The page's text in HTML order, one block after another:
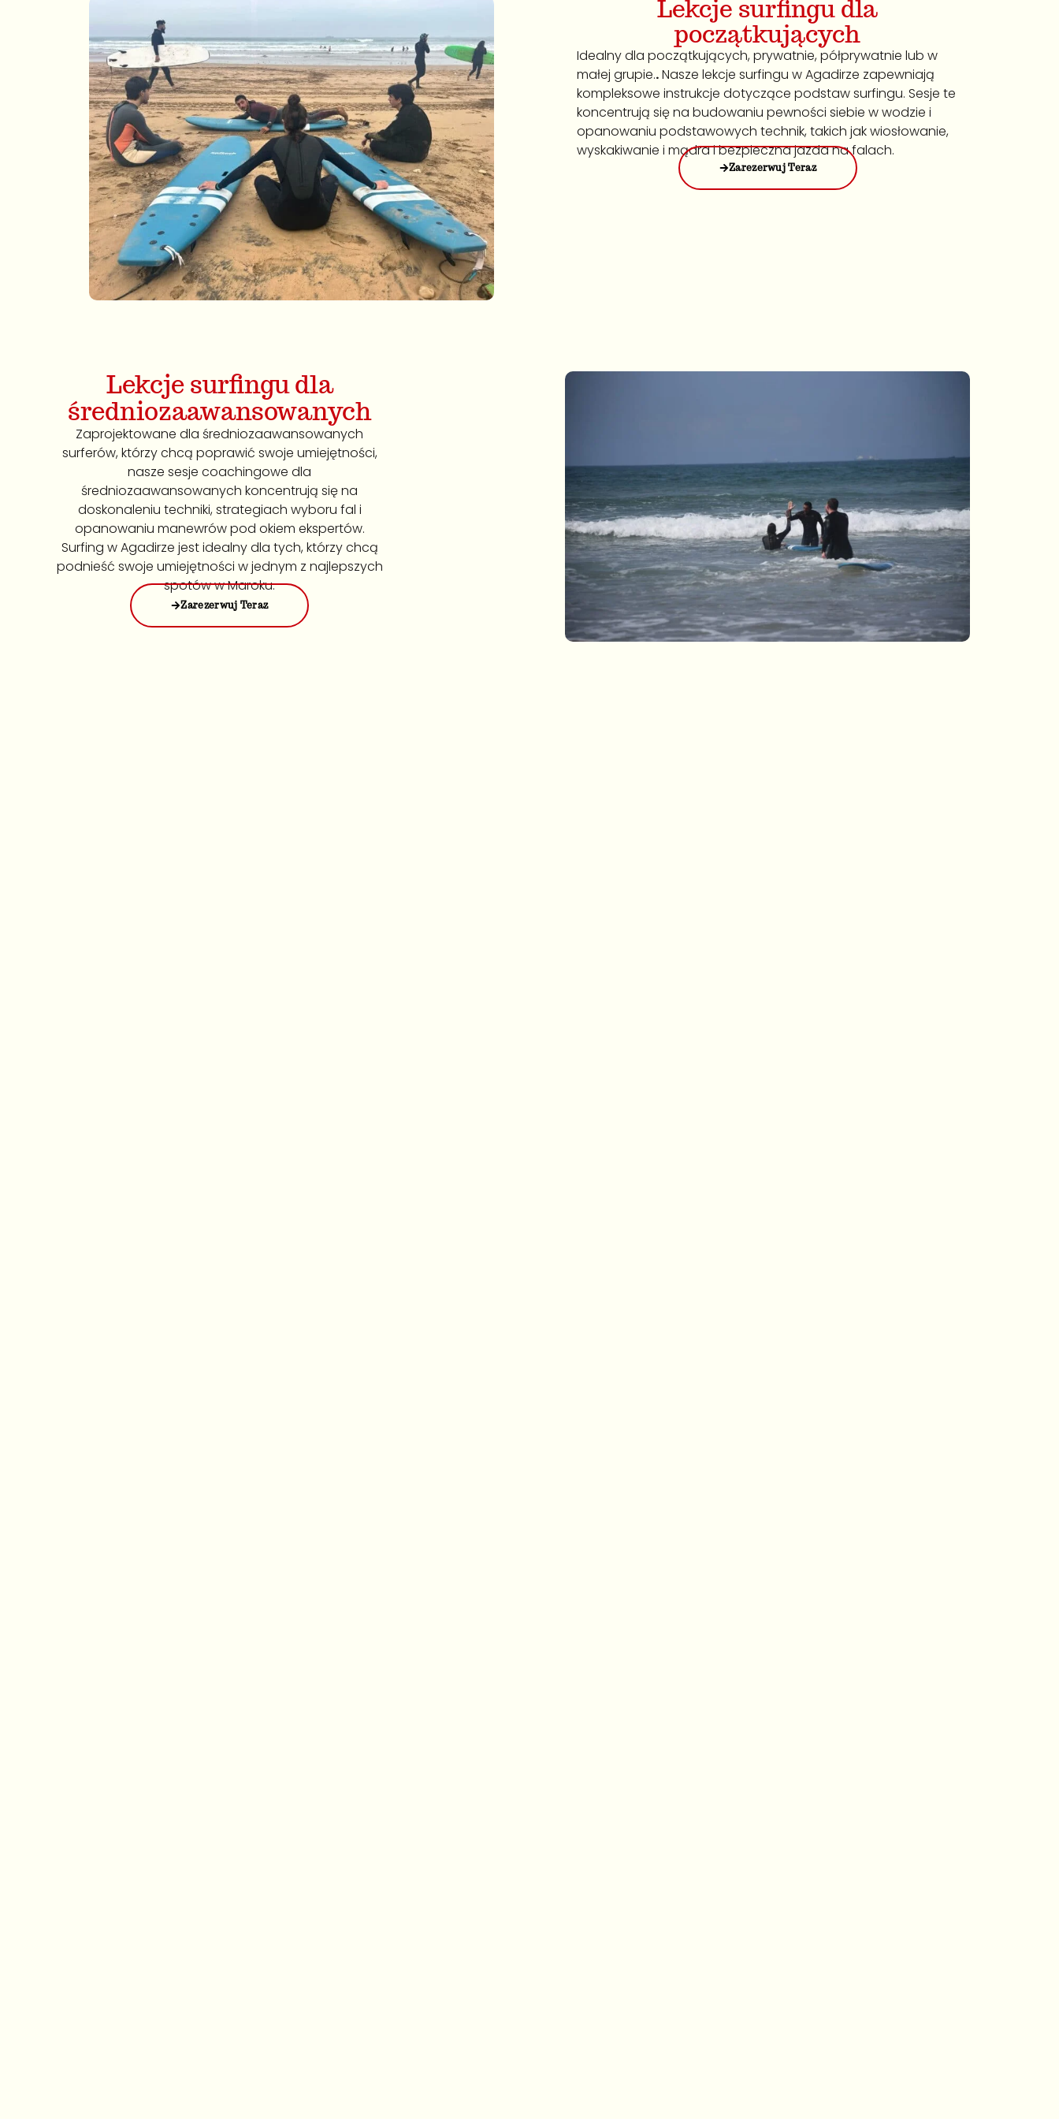
Lekcje surfingu dla
początkujących
Idealny dla początkujących, prywatnie, półprywatnie lub w
małej grupie..Nasze lekcje surfingu w Agadirze zapewniają
kompleksowe instrukcje dotyczące podstaw surfingu. Sesje te
koncentrują się na budowaniu pewności siebie w wodzie i
opanowaniu podstawowych technik, takich jak wiosłowanie,
wyskakiwanie i mądra i bezpieczna jazda na falach.
Zarezerwuj Teraz
Lekcje surfingu dla
średniozaawansowanych
Zaprojektowane dla średniozaawansowanych
surferów, którzy chcą poprawić swoje umiejętności,
nasze sesje coachingowe dla
średniozaawansowanych koncentrują się na
doskonaleniu techniki, strategiach wyboru fal i
opanowaniu manewrów pod okiem ekspertów.
Surfing w Agadirze jest idealny dla tych, którzy chcą
podnieść swoje umiejętności w jednym z najlepszych
spotów w Maroku.
Zarezerwuj Teraz